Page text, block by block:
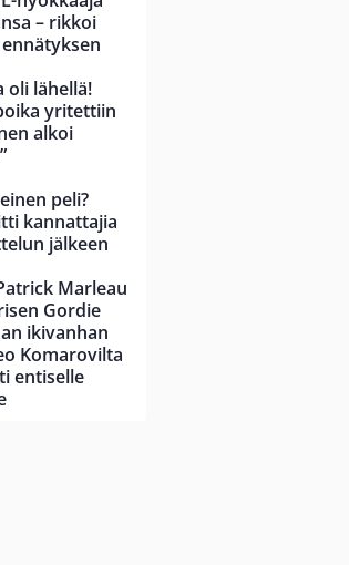
– rikkoi
oli lähellä!
yritettiin
alkoi
peli?
kannattajia
jälkeen
Marleau
Gordie
ikivanhan
Komarovilta
entiselle